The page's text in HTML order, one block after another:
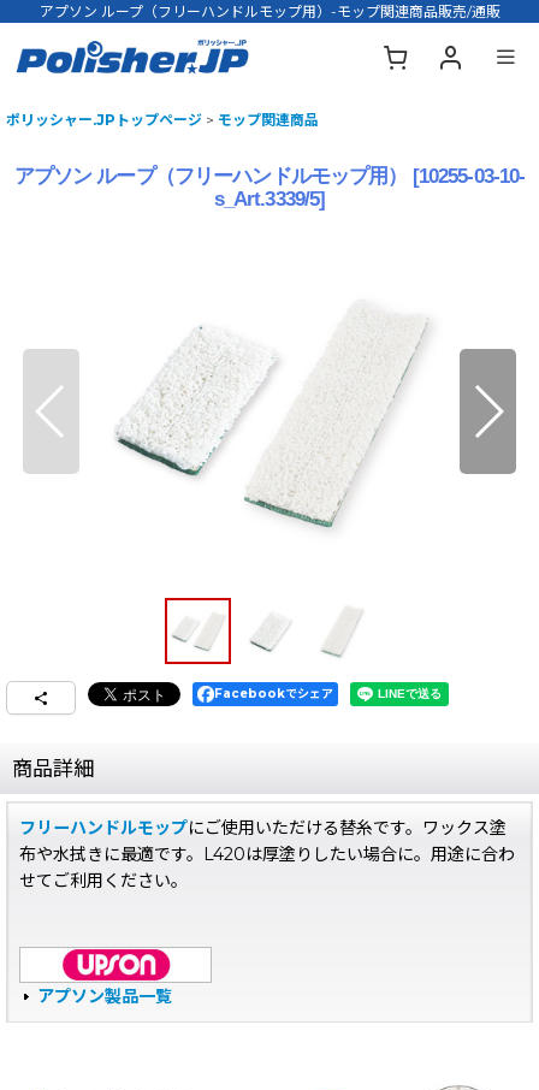
アプソン ループ（フリーハンドルモップ用）-モップ関連商品販売/通販
ポリッシャー.JPトップページ > モップ関連商品
アプソン ループ（フリーハンドルモップ用） [10255-03-10-
s_Art.3339/5]
Facebookでシェア
商品詳細
フリーハンドルモップにご使用いただける替糸です。ワックス塗
布や水拭きに最適です。L420は厚塗りしたい場合に。用途に合わ
せてご利用ください。
アプソン製品一覧